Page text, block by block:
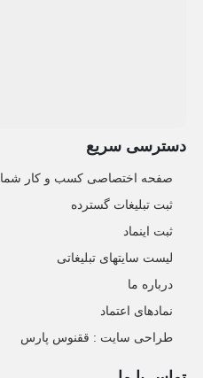
دسترسی سریع
صفحه اختصاصی کسب و کار شما
ثبت تبلیغات گسترده
ثبت اینماد
لیست سایتهای تبلیغاتی
درباره ما
نمادهای اعتماد
طراحی سایت : ققنوس پارس